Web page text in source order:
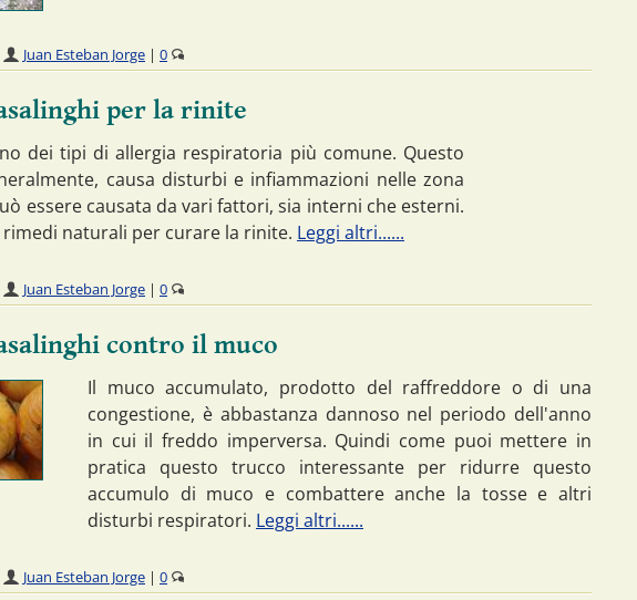
Juan Esteban Jorge | 0
per la rinite
dei tipi di allergia respiratoria più comune. Questo
causa disturbi e infiammazioni nelle zona
essere causata da vari fattori, sia interni che esterni.
naturali per curare la rinite. Leggi altri......
Juan Esteban Jorge | 0
contro il muco
Il muco accumulato, prodotto del raffreddore o di una
congestione, è abbastanza dannoso nel periodo dell'anno
in cui il freddo imperversa. Quindi come puoi mettere in
pratica questo trucco interessante per ridurre questo
accumulo di muco e combattere anche la tosse e altri
disturbi respiratori. Leggi altri......
Juan Esteban Jorge | 0